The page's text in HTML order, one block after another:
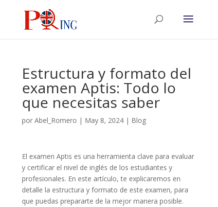
Estructura y formato del
examen Aptis: Todo lo
que necesitas saber
por Abel_Romero | May 8, 2024| Blog
El examen Aptis es una herramienta clave para evaluar
y certificar el nivel de inglés de los estudiantes y
profesionales. En este artículo, te explicaremos en
detalle la estructura y formato de este examen, para
que puedas prepararte de la mejor manera posible.